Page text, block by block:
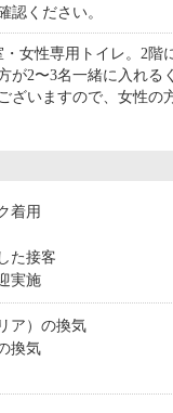
認ください。
女性専用トイレ。2階
が2〜3名一緒に入れる
ざいますので、女性の
着用
た接客
実施
ア）の換気
換気